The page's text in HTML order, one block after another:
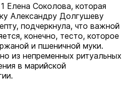
Соколова, которая
Александру Долгушеву
подчеркнула, что важной
конечно, тесто, которое
и пшеничной муки.
из непременных ритуальных
в марийской